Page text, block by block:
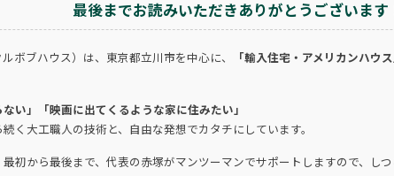
最後までお読みいただきありがとうございます
ボブハウス）は、東京都立川市を中心に、 「輸入住宅・アメリカンハウス
ない」「映画に出てくるような家に住みたい」
く大工職人の技術と、自由な発想でカタチにしています。
初から最後まで、代表の赤塚がマンツーマンでサポートしますので、しつ